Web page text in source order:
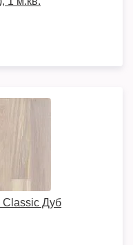
Classic Дуб